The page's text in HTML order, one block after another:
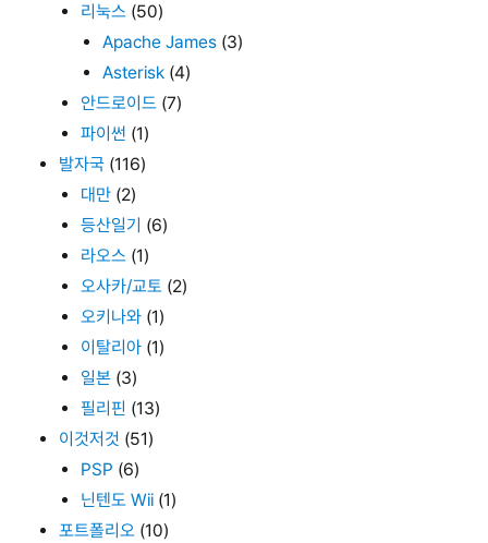
리눅스 (50)
Apache James (3)
Asterisk (4)
안드로이드 (7)
파이썬 (1)
발자국 (116)
대만 (2)
등산일기 (6)
라오스 (1)
오사카/교토 (2)
오키나와 (1)
이탈리아 (1)
일본 (3)
필리핀 (13)
이것저것 (51)
PSP (6)
닌텐도 Wii (1)
포트폴리오 (10)